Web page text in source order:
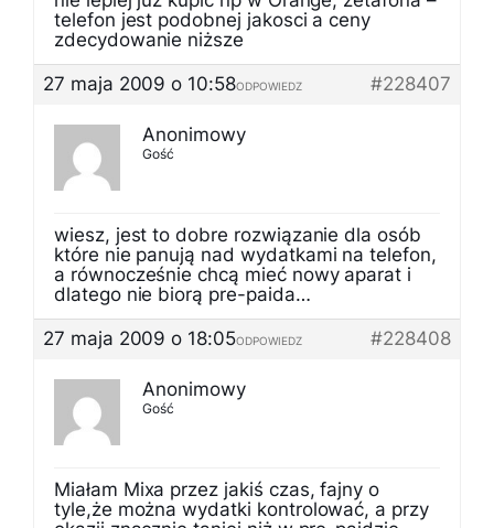
telefon jest podobnej jakosci a ceny
zdecydowanie niższe
27 maja 2009 o 10:58
#228407
ODPOWIEDZ
Anonimowy
Gość
wiesz, jest to dobre rozwiązanie dla osób
które nie panują nad wydatkami na telefon,
a równocześnie chcą mieć nowy aparat i
dlatego nie biorą pre-paida…
27 maja 2009 o 18:05
#228408
ODPOWIEDZ
Anonimowy
Gość
Miałam Mixa przez jakiś czas, fajny o
tyle,że można wydatki kontrolować, a przy